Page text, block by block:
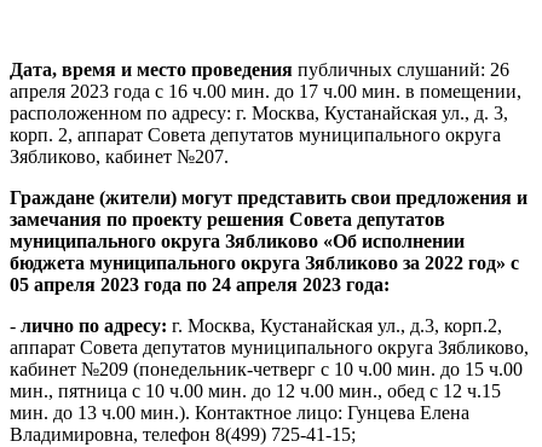
Дата, время и место проведения публичных слушаний: 26
апреля 2023 года с 16 ч.00 мин. до 17 ч.00 мин. в помещении,
расположенном по адресу: г. Москва, Кустанайская ул., д. 3,
корп. 2, аппарат Совета депутатов муниципального округа
Зябликово, кабинет №207.
Граждане (жители) могут представить свои предложения и
замечания по проекту решения Совета депутатов
муниципального округа Зябликово «Об исполнении
бюджета муниципального округа Зябликово за 2022 год» с
05 апреля 2023 года по 24 апреля 2023 года:
- лично по адресу: г. Москва, Кустанайская ул., д.3, корп.2,
аппарат Совета депутатов муниципального округа Зябликово,
кабинет №209 (понедельник-четверг с 10 ч.00 мин. до 15 ч.00
мин., пятница с 10 ч.00 мин. до 12 ч.00 мин., обед с 12 ч.15
мин. до 13 ч.00 мин.). Контактное лицо: Гунцева Елена
Владимировна, телефон 8(499) 725-41-15;